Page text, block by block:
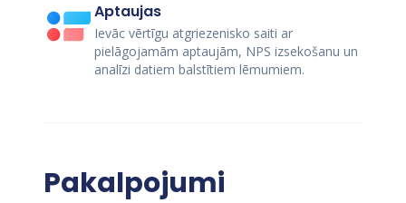
Aptaujas
Ievāc vērtīgu atgriezenisko saiti ar
pielāgojamām aptaujām, NPS izsekošanu un
analīzi datiem balstītiem lēmumiem.
Pakalpojumi